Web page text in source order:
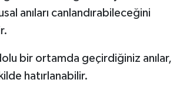
anıları canlandırabileceğini
bir ortamda geçirdiğiniz anılar,
hatırlanabilir.